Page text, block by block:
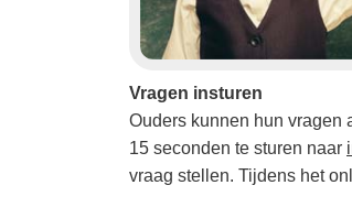
Vragen insturen
Ouders kunnen hun vragen
15 seconden te sturen naar
vraag stellen. Tijdens het